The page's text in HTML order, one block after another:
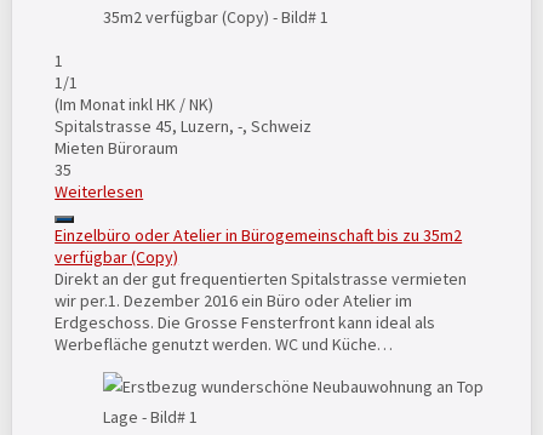
1
1 /1
(Im Monat inkl HK / NK)
Spitalstrasse 45, Luzern, -, Schweiz
Mieten Büroraum
35
Weiterlesen
Einzelbüro oder Atelier in Bürogemeinschaft bis zu 35m2
verfügbar (Copy)
Direkt an der gut frequentierten Spitalstrasse vermieten
wir per.1. Dezember 2016 ein Büro oder Atelier im
Erdgeschoss. Die Grosse Fensterfront kann ideal als
Werbefläche genutzt werden. WC und Küche…